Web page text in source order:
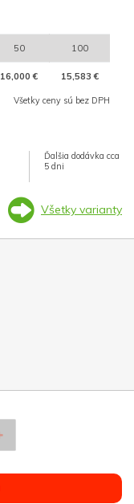
50 100
16,000 € 15,583 €
Všetky ceny sú bez DPH
Ďalšia dodávka cca
5 dni
Všetky varianty